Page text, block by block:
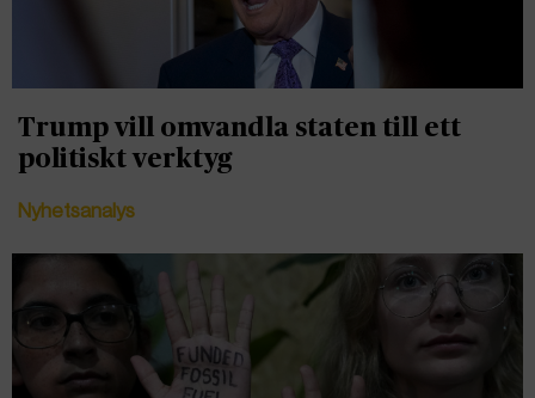
Trump vill omvandla staten till ett
politiskt verktyg
Nyhetsanalys